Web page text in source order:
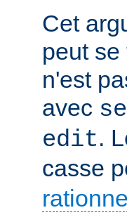
Cet
peut
n'est
avec
edit.
casse